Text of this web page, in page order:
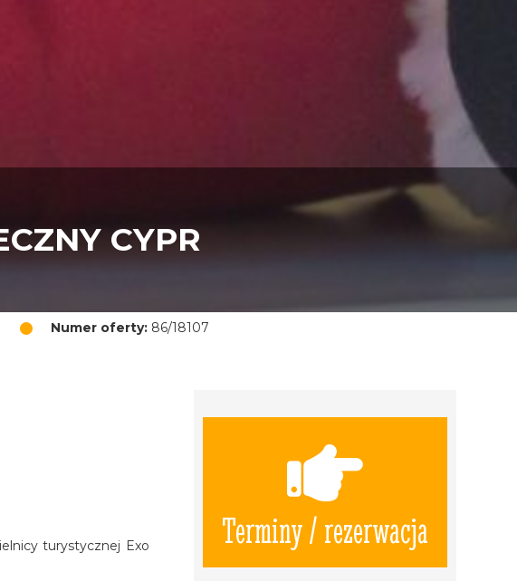
CYPR
Numer oferty: 86/18107
Terminy / rezerwacja
turystycznej Exo